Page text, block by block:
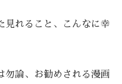
見れること、こんなに幸
勿論、お勧めされる漫画